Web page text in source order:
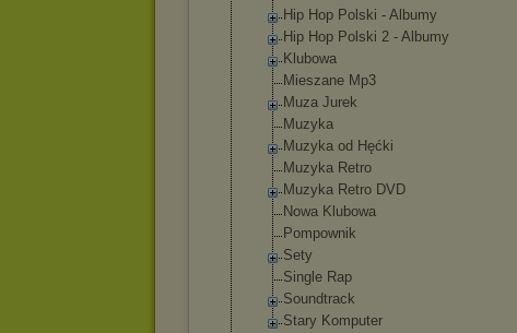
Hip Hop Polski - Albumy
Hip Hop Polski 2 - Albumy
Klubowa
Mieszane Mp3
Muza Jurek
Muzyka
Muzyka od Hęćki
Muzyka Retro
Muzyka Retro DVD
Nowa Klubowa
Pompownik
Sety
Single Rap
Soundtrack
Stary Komputer